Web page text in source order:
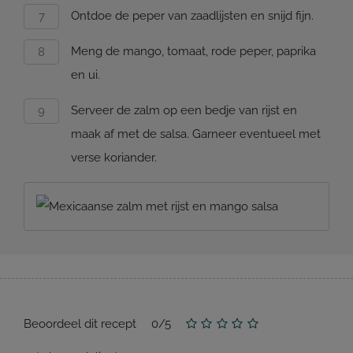
Ontdoe de peper van zaadlijsten en snijd fijn.
Meng de mango, tomaat, rode peper, paprika
en ui.
Serveer de zalm op een bedje van rijst en
maak af met de salsa. Garneer eventueel met
verse koriander.
Beoordeel dit recept 0/5